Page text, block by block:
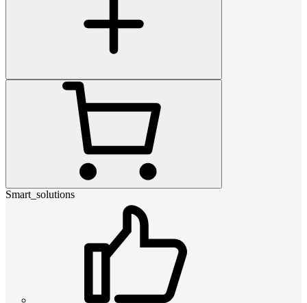
Smart_solutions